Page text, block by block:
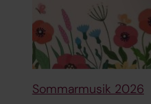
Sommarmusik 2026